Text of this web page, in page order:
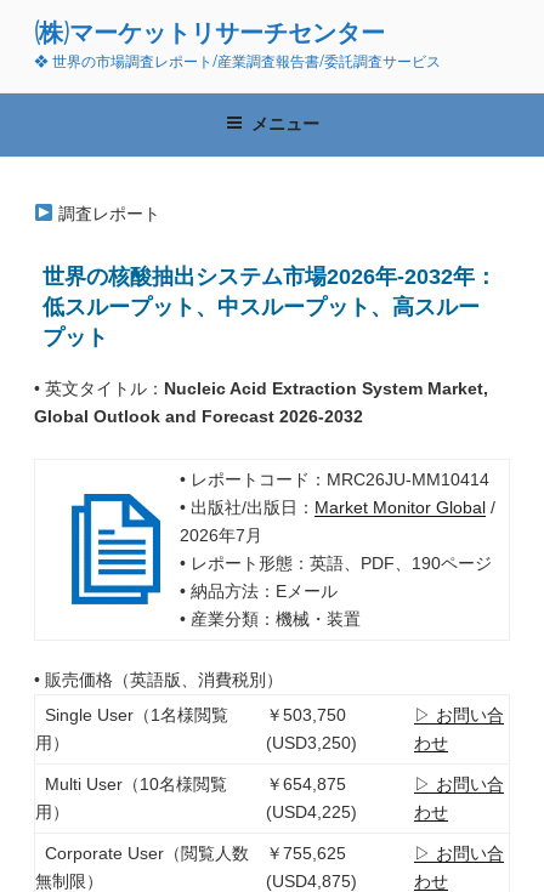
ン
(株)マーケットリサーチセンター
❖ 世界の市場調査レポート/産業調査報告書/委託調査サービス
メニュー
調査レポート
世界の核酸抽出システム市場2026年-2032年：
低スループット、中スループット、高スルー
プット
• 英文タイトル： Nucleic Acid Extraction System Market,
Global Outlook and Forecast 2026-2032
• レポートコード：MRC26JU-MM10414
• 出版社/出版日： Market Monitor Global/
2026年7月
• レポート形態：英語、PDF、190ページ
• 納品方法：Eメール
• 産業分類：機械・装置
• 販売価格（英語版、消費税別）
Single User（1名様閲覧
用）
￥503,750
(USD3,250)
▷ お問い合
わせ
Multi User（10名様閲覧
用）
￥654,875
(USD4,225)
▷ お問い合
わせ
Corporate User（閲覧人数
無制限）
￥755,625
(USD4,875)
▷ お問い合
わせ